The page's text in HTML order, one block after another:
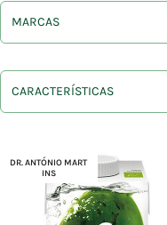
MARCAS
CARACTERÍSTICAS
DR. ANTÓNIO MART
INS